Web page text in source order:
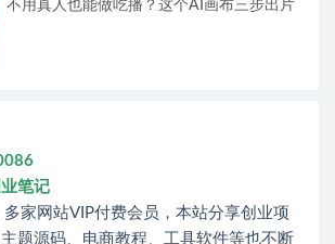
不用真人也能做吃播？这个AI画布三步出片
笔记
家网站VIP付费会员，本站分享创业项
题源码、电商教程、工具软件等也不断